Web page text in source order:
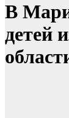
В
детей